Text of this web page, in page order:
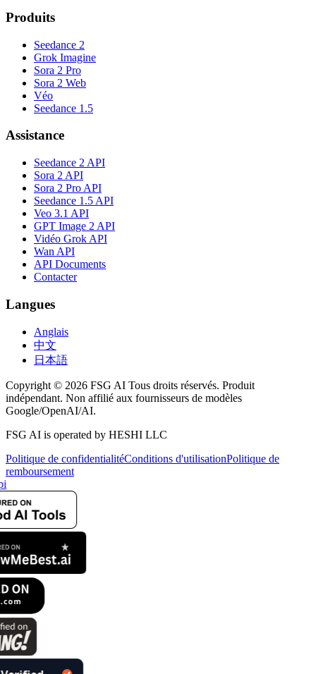
Produits
Seedance 2
Grok Imagine
Sora 2 Pro
Sora 2 Web
Véo
Seedance 1.5
Assistance
Seedance 2 API
Sora 2 API
Sora 2 Pro API
Seedance 1.5 API
Veo 3.1 API
GPT Image 2 API
Vidéo Grok API
Wan API
API Documents
Contacter
Langues
Anglais
中文
日本語
Copyright © 2026 FSG AI Tous droits réservés. Produit
indépendant. Non affilié aux fournisseurs de modèles
Google/OpenAI/AI.
FSG AI is operated by HESHI LLC
Politique de confidentialitéConditions d'utilisationPolitique de
remboursement